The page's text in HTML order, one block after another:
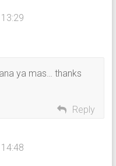
ya mas… thanks
Reply